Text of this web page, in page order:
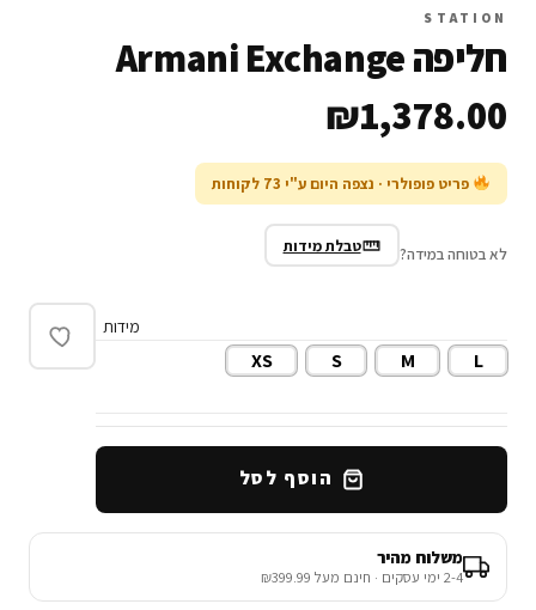
STATION
חליפה Armani Exchange
₪1,378.00
פריט פופולרי · נצפה היום ע"י 73 לקוחות
לא בטוחה במידה? טבלת מידות
מידות
L
M
S
XS
הוסף לסל
משלוח מהיר
2-4 ימי עסקים · חינם מעל ₪399.99